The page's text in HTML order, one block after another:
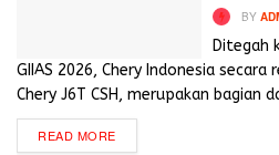
BY
Ditegah
GIIAS 2026, Chery Indonesia
Chery J6T CSH, merupakan bagian
READ MORE